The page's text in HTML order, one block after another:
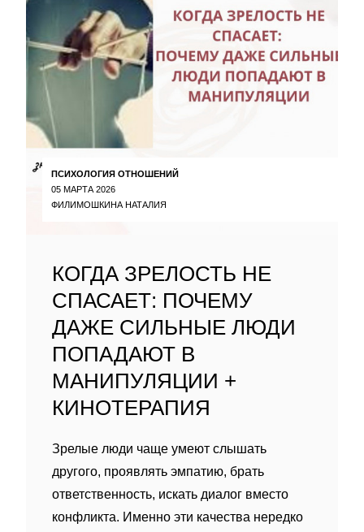
ПСИХОЛОГИЯ ОТНОШЕНИЙ
05 МАРТА 2026
ФИЛИМОШКИНА НАТАЛИЯ
КОГДА ЗРЕЛОСТЬ НЕ
СПАСАЕТ: ПОЧЕМУ
ДАЖЕ СИЛЬНЫЕ ЛЮДИ
ПОПАДАЮТ В
МАНИПУЛЯЦИИ +
КИНОТЕРАПИЯ
Зрелые люди чаще умеют слышать
другого, проявлять эмпатию, брать
ответственность, искать диалог вместо
конфликта. Именно эти качества нередко